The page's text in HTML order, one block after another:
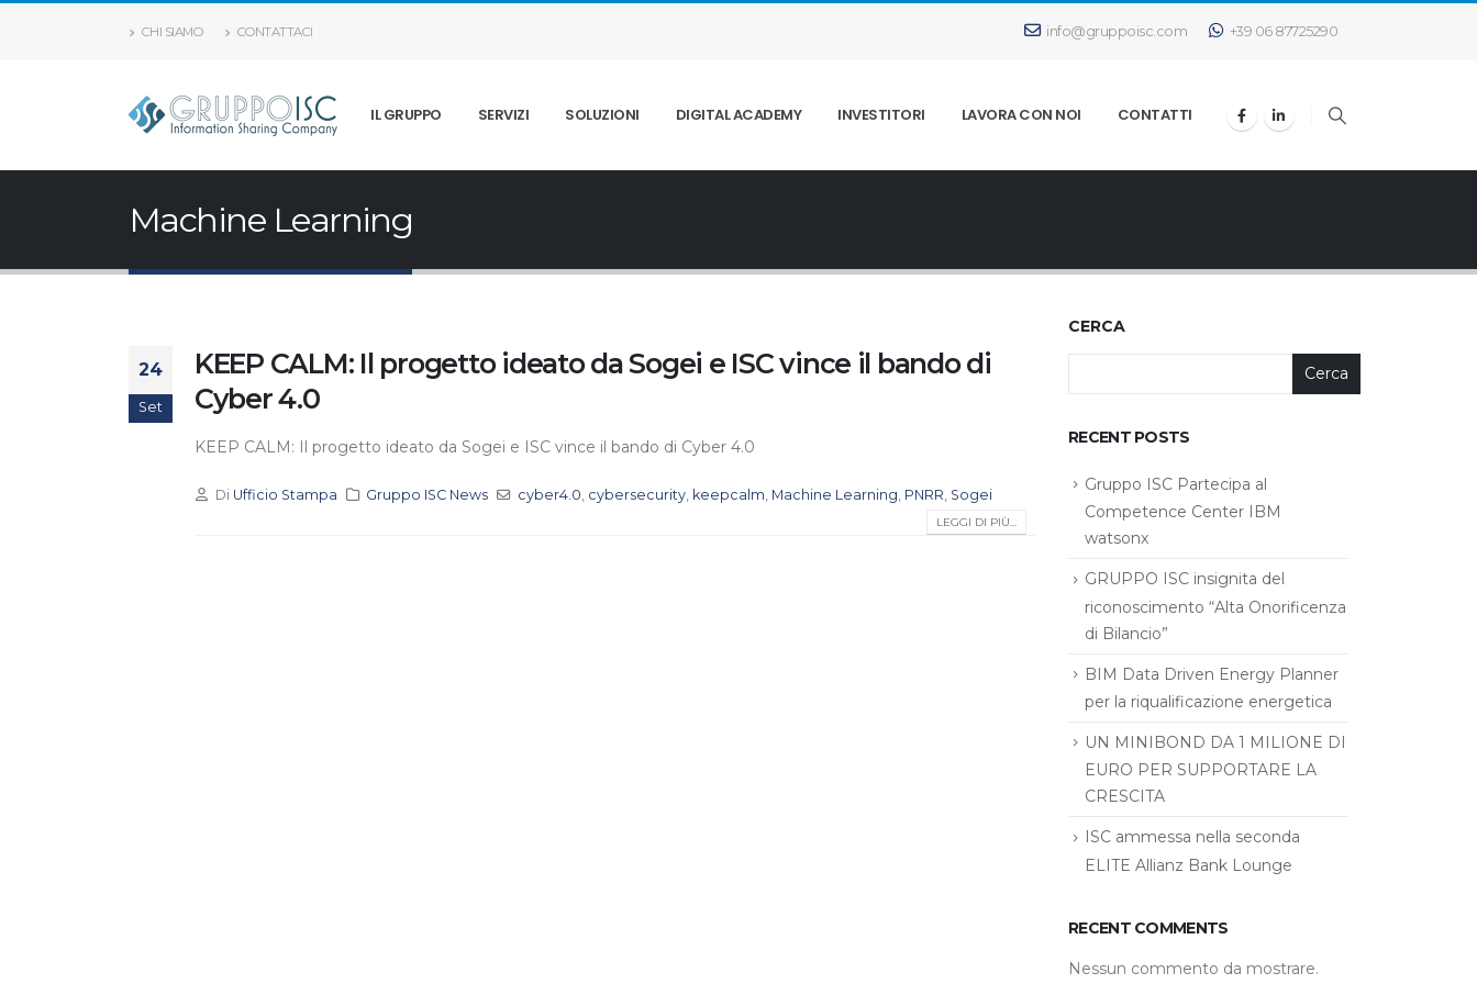
CHI SIAMO CONTATTACI info@gruppoisc.com +39 06 87725290
IL GRUPPO SERVIZI SOLUZIONI DIGITAL ACADEMY INVESTITORI LAVORA CON NOI CONTATTI
Machine Learning
24
Set
KEEP CALM: Il progetto ideato da Sogei e ISC vince il bando di
Cyber 4.0
KEEP CALM: Il progetto ideato da Sogei e ISC vince il bando di Cyber 4.0
Di Ufficio Stampa Gruppo ISC News cyber4.0, cybersecurity, keepcalm, Machine Learning, PNRR, Sogei
LEGGI DI PIÙ...
CERCA
Cerca
RECENT POSTS
Gruppo ISC Partecipa al
Competence Center IBM
watsonx
GRUPPO ISC insignita del
riconoscimento “Alta Onorificenza
di Bilancio”
BIM Data Driven Energy Planner
per la riqualificazione energetica
UN MINIBOND DA 1 MILIONE DI
EURO PER SUPPORTARE LA
CRESCITA
ISC ammessa nella seconda
ELITE Allianz Bank Lounge
RECENT COMMENTS
Nessun commento da mostrare.